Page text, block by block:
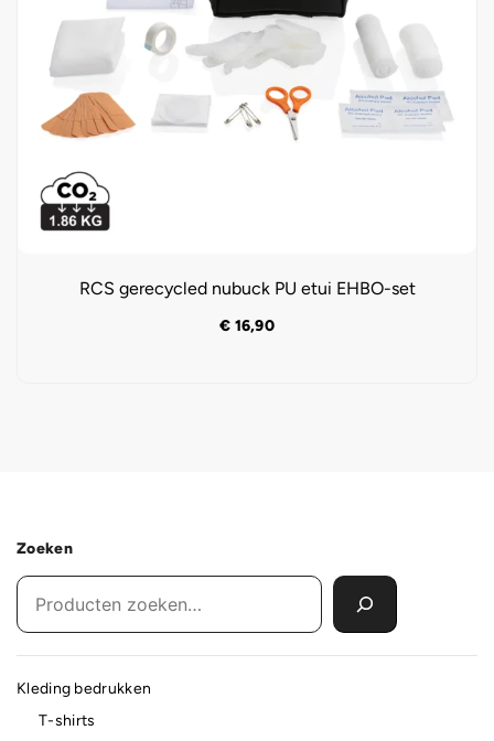
RCS gerecycled nubuck PU etui EHBO-set
€ 16,90
Zoeken
Kleding bedrukken
T-shirts